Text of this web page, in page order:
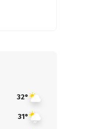
32°
31°